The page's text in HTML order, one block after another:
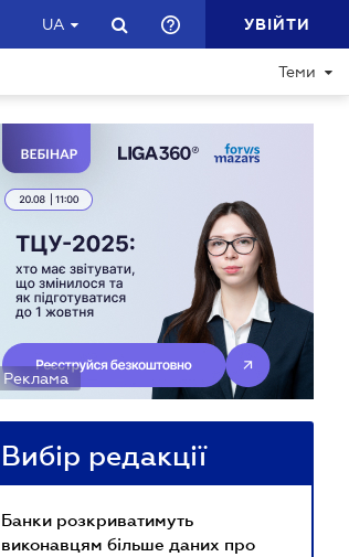
UA УВІЙТИ
Теми
Реклама
Вибір редакції
Банки розкриватимуть
виконавцям більше даних про